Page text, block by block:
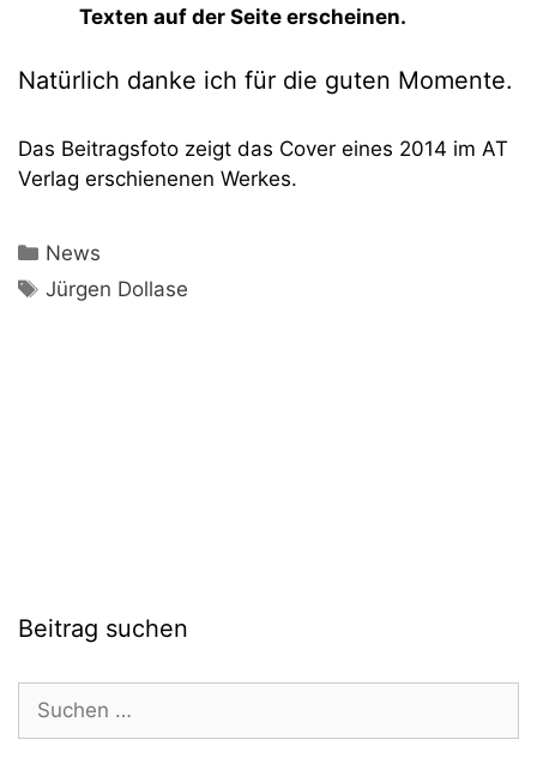
Texten auf der Seite erscheinen.
Natürlich danke ich für die guten Momente.
Das Beitragsfoto zeigt das Cover eines 2014 im AT
Verlag erschienenen Werkes.
Kategorien
News
Schlagwörter
Jürgen Dollase
Beitrag suchen
nach: